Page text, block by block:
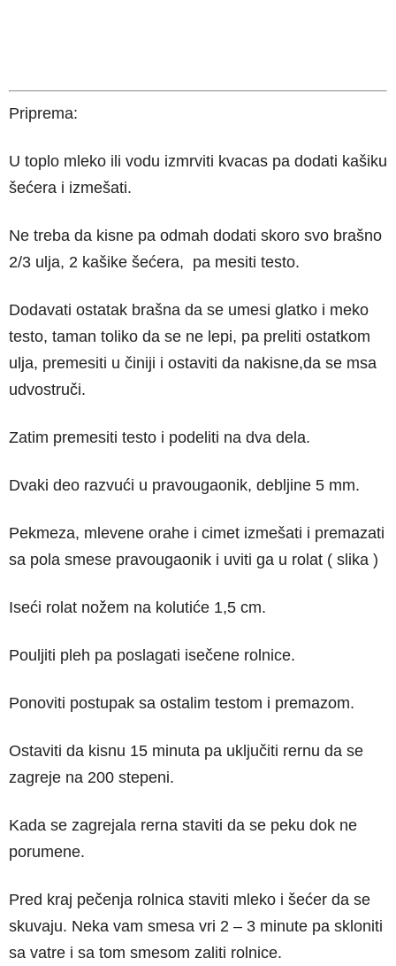
Priprema:
U toplo mleko ili vodu izmrviti kvacas pa dodati kašiku
šećera i izmešati.
Ne treba da kisne pa odmah dodati skoro svo brašno
2/3 ulja, 2 kašike šećera, pa mesiti testo.
Dodavati ostatak brašna da se umesi glatko i meko
testo, taman toliko da se ne lepi, pa preliti ostatkom
ulja, premesiti u činiji i ostaviti da nakisne,da se msa
udvostruči.
Zatim premesiti testo i podeliti na dva dela.
Dvaki deo razvući u pravougaonik, debljine 5 mm.
Pekmeza, mlevene orahe i cimet izmešati i premazati
sa pola smese pravougaonik i uviti ga u rolat ( slika )
Iseći rolat nožem na kolutiće 1,5 cm.
Pouljiti pleh pa poslagati isečene rolnice.
Ponoviti postupak sa ostalim testom i premazom.
Ostaviti da kisnu 15 minuta pa uključiti rernu da se
zagreje na 200 stepeni.
Kada se zagrejala rerna staviti da se peku dok ne
porumene.
Pred kraj pečenja rolnica staviti mleko i šećer da se
skuvaju. Neka vam smesa vri 2 – 3 minute pa skloniti
sa vatre i sa tom smesom zaliti rolnice.